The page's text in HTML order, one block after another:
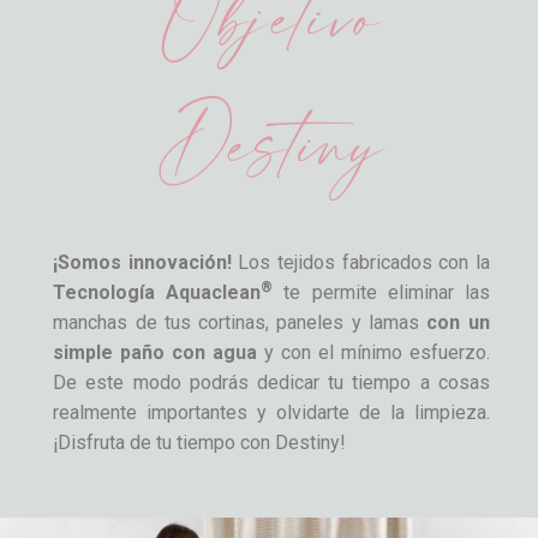
Destiny
¡Somos innovación!Los tejidos fabricados con la
Tecnología Aquaclean®
te permite eliminar las
manchas de tus cortinas, paneles y lamas con un
simple paño con agua y con el mínimo esfuerzo.
De este modo podrás dedicar tu tiempo a cosas
realmente importantes y olvidarte de la limpieza.
¡Disfruta de tu tiempo con Destiny!